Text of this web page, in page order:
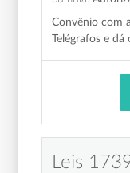
Convênio com
Telégrafos e
Leis